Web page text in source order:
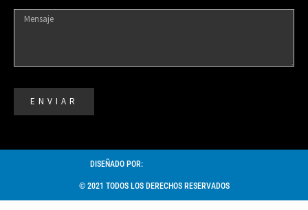
ENVIAR
DISEÑADO POR:
© 2021 TODOS LOS DERECHOS RESERVADOS